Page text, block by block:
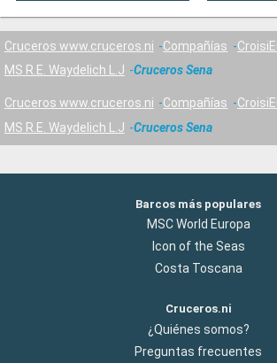
Cruceros www.cruceros.ni Compañías
MS R.E. Waydelich L.J
Cruceros Sena
Cruceros www.cruceros.ni Compañías
MS R.E. Waydelich L.J
Cruceros Sena
Barcos más populares
MSC World Europa
Icon of the Seas
Costa Toscana
Cruceros.ni
¿Quiénes somos?
Preguntas frecuentes